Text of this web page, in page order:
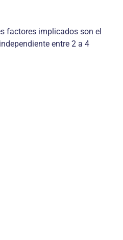
factores implicados son el
entre 2 a 4